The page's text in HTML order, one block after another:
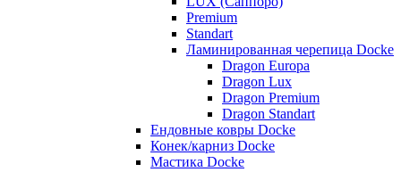
Premium
Standart
Ламинированная черепица Docke
Dragon Europa
Dragon Lux
Dragon Premium
Dragon Standart
Ендовные ковры Docke
Конек/карниз Docke
Мастика Docke